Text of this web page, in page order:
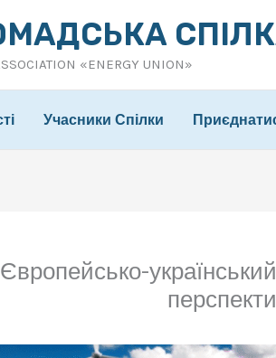
«ENERGY UNION»
Учасники Спілки